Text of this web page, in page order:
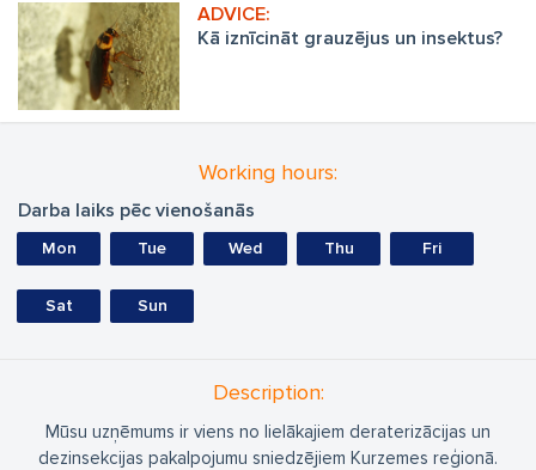
Kā iznīcināt grauzējus un insektus?
Working hours:
Darba laiks pēc vienošanās
Mon Tue Wed Thu Fri
Sat Sun
Description:
Mūsu uzņēmums ir viens no lielākajiem deraterizācijas un
dezinsekcijas pakalpojumu sniedzējiem Kurzemes reģionā.